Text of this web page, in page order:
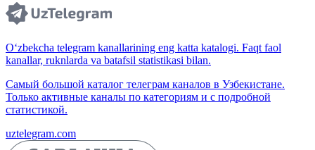
O‘zbekcha telegram kanallarining eng katta katalogi. Faqt faol
kanallar, ruknlarda va batafsil statistikasi bilan.
Самый большой каталог телеграм каналов в Узбекистане.
Только активные каналы по категориям и с подробной
статистикой.
uztelegram.com